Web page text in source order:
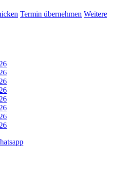
Termin übernehmen Weitere